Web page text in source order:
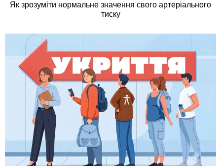
Як зрозуміти нормальне значення свого артеріального
тиску